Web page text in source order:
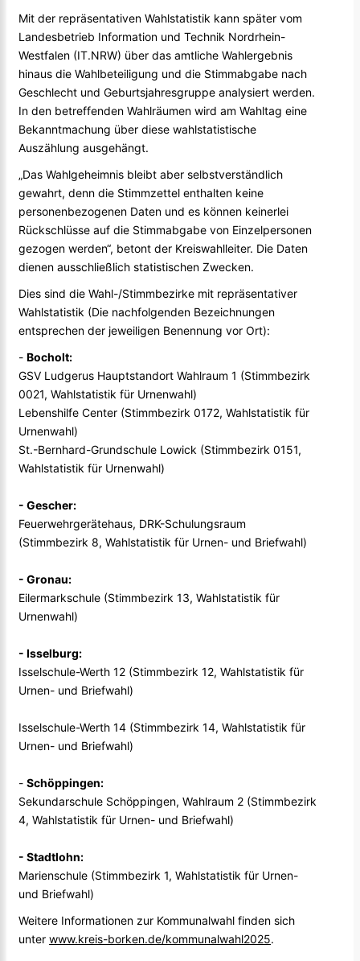
Mit der repräsentativen Wahlstatistik kann später vom
Landesbetrieb Information und Technik Nordrhein-
Westfalen (IT.NRW) über das amtliche Wahlergebnis
hinaus die Wahlbeteiligung und die Stimmabgabe nach
Geschlecht und Geburtsjahresgruppe analysiert werden.
In den betreffenden Wahlräumen wird am Wahltag eine
Bekanntmachung über diese wahlstatistische
Auszählung ausgehängt.
„Das Wahlgeheimnis bleibt aber selbstverständlich
gewahrt, denn die Stimmzettel enthalten keine
personenbezogenen Daten und es können keinerlei
Rückschlüsse auf die Stimmabgabe von Einzelpersonen
gezogen werden“, betont der Kreiswahlleiter. Die Daten
dienen ausschließlich statistischen Zwecken.
Dies sind die Wahl-/Stimmbezirke mit repräsentativer
Wahlstatistik (Die nachfolgenden Bezeichnungen
entsprechen der jeweiligen Benennung vor Ort):
- Bocholt:
GSV Ludgerus Hauptstandort Wahlraum 1 (Stimmbezirk
0021, Wahlstatistik für Urnenwahl)
Lebenshilfe Center (Stimmbezirk 0172, Wahlstatistik für
Urnenwahl)
St.-Bernhard-Grundschule Lowick (Stimmbezirk 0151,
Wahlstatistik für Urnenwahl)
- Gescher:
Feuerwehrgerätehaus, DRK-Schulungsraum
(Stimmbezirk 8, Wahlstatistik für Urnen- und Briefwahl)
- Gronau:
Eilermarkschule (Stimmbezirk 13, Wahlstatistik für
Urnenwahl)
- Isselburg:
Isselschule-Werth 12 (Stimmbezirk 12, Wahlstatistik für
Urnen- und Briefwahl)
Isselschule-Werth 14 (Stimmbezirk 14, Wahlstatistik für
Urnen- und Briefwahl)
- Schöppingen:
Sekundarschule Schöppingen, Wahlraum 2 (Stimmbezirk
4, Wahlstatistik für Urnen- und Briefwahl)
- Stadtlohn:
Marienschule (Stimmbezirk 1, Wahlstatistik für Urnen-
und Briefwahl)
Weitere Informationen zur Kommunalwahl finden sich
unter www.kreis-borken.de/kommunalwahl2025.